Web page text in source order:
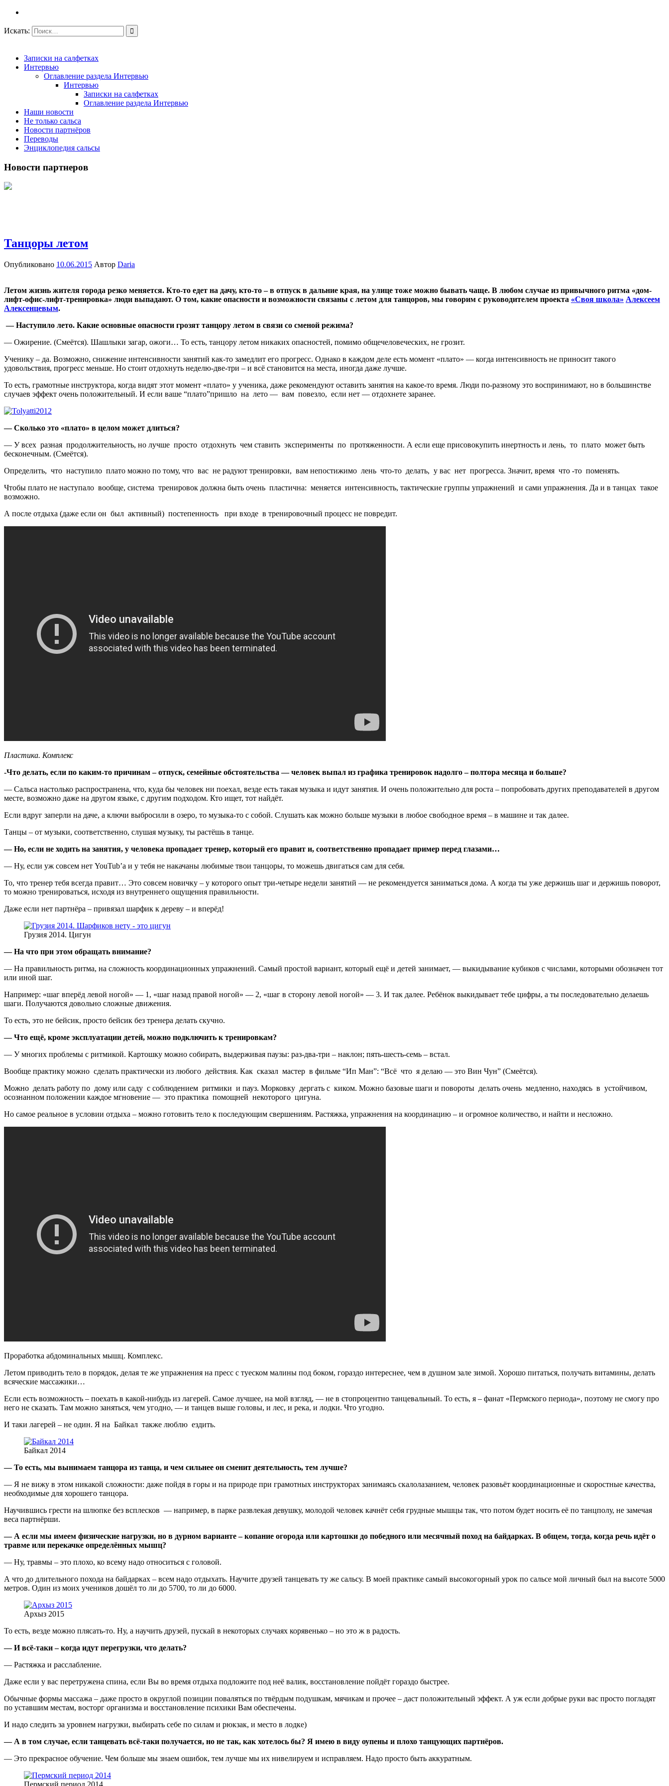
Искать:
Записки на салфетках
Интервью
Оглавление раздела Интервью
Интервью
Записки на салфетках
Оглавление раздела Интервью
Наши новости
Не только сальса
Новости партнёров
Переводы
Энциклопедия сальсы
Новости партнеров
Танцоры летом
Опубликовано 10.06.2015 Автор Daria
Летом жизнь жителя города резко меняется. Кто-то едет на дачу, кто-то – в отпуск в дальние края, на улице тоже можно бывать чаще. В любом случае из привычного ритма «дом-
лифт-офис-лифт-тренировка» люди выпадают. О том, какие опасности и возможности связаны с летом для танцоров, мы говорим с руководителем проекта «Своя школа» Алексеем
Алексенцевым.
— Наступило лето. Какие основные опасности грозят танцору летом в связи со сменой режима?
— Ожирение. (Смеётся). Шашлыки загар, ожоги… То есть, танцору летом никаких опасностей, помимо общечеловеческих, не грозит.
Ученику – да. Возможно, снижение интенсивности занятий как-то замедлит его прогресс. Однако в каждом деле есть момент «плато» — когда интенсивность не приносит такого
удовольствия, прогресс меньше. Но стоит отдохнуть неделю-две-три – и всё становится на места, иногда даже лучше.
То есть, грамотные инструктора, когда видят этот момент «плато» у ученика, даже рекомендуют оставить занятия на какое-то время. Люди по-разному это воспринимают, но в большинстве
случаев эффект очень положительный. И если ваше “плато”пришло на лето — вам повезло, если нет — отдохнете заранее.
— Сколько это «плато» в целом может длиться?
— У всех разная продолжительность, но лучше просто отдохнуть чем ставить эксперименты по протяженности. А если еще присовокупить инертность и лень, то плато может быть
бесконечным. (Смеётся).
Определить, что наступило плато можно по тому, что вас не радуют тренировки, вам непостижимо лень что-то делать, у вас нет прогресса. Значит, время что -то поменять.
Чтобы плато не наступало вообще, система тренировок должна быть очень пластична: меняется интенсивность, тактические группы упражнений и сами упражнения. Да и в танцах такое
возможно.
А после отдыха (даже если он был активный) постепенность при входе в тренировочный процесс не повредит.
Пластика. Комплекс
-Что делать, если по каким-то причинам – отпуск, семейные обстоятельства — человек выпал из графика тренировок надолго – полтора месяца и больше?
— Сальса настолько распространена, что, куда бы человек ни поехал, везде есть такая музыка и идут занятия. И очень положительно для роста – попробовать других преподавателей в другом
месте, возможно даже на другом языке, с другим подходом. Кто ищет, тот найдёт.
Если вдруг заперли на даче, а ключи выбросили в озеро, то музыка-то с собой. Слушать как можно больше музыки в любое свободное время – в машине и так далее.
Танцы – от музыки, соответственно, слушая музыку, ты растёшь в танце.
— Но, если не ходить на занятия, у человека пропадает тренер, который его правит и, соответственно пропадает пример перед глазами…
— Ну, если уж совсем нет YouTub’а и у тебя не накачаны любимые твои танцоры, то можешь двигаться сам для себя.
То, что тренер тебя всегда правит… Это совсем новичку – у которого опыт три-четыре недели занятий — не рекомендуется заниматься дома. А когда ты уже держишь шаг и держишь поворот,
то можно тренироваться, исходя из внутреннего ощущения правильности.
Даже если нет партнёра – привязал шарфик к дереву – и вперёд!
Грузия 2014. Цигун
— На что при этом обращать внимание?
— На правильность ритма, на сложность координационных упражнений. Самый простой вариант, который ещё и детей занимает, — выкидывание кубиков с числами, которыми обозначен тот
или иной шаг.
Например: «шаг вперёд левой ногой» — 1, «шаг назад правой ногой» — 2, «шаг в сторону левой ногой» — 3. И так далее. Ребёнок выкидывает тебе цифры, а ты последовательно делаешь
шаги. Получаются довольно сложные движения.
То есть, это не бейсик, просто бейсик без тренера делать скучно.
— Что ещё, кроме эксплуатации детей, можно подключить к тренировкам?
— У многих проблемы с ритмикой. Картошку можно собирать, выдерживая паузы: раз-два-три – наклон; пять-шесть-семь – встал.
Вообще практику можно сделать практически из любого действия. Как сказал мастер в фильме “Ип Ман”: “Всё что я делаю — это Вин Чун” (Смеётся).
Можно делать работу по дому или саду с соблюдением ритмики и пауз. Морковку дергать с киком. Можно базовые шаги и повороты делать очень медленно, находясь в устойчивом,
осознанном положении каждое мгновение — это практика помощней некоторого цигуна.
Но самое реальное в условии отдыха – можно готовить тело к последующим свершениям. Растяжка, упражнения на координацию – и огромное количество, и найти и несложно.
Проработка абдоминальных мышц. Комплекс.
Летом приводить тело в порядок, делая те же упражнения на пресс с туеском малины под боком, гораздо интереснее, чем в душном зале зимой. Хорошо питаться, получать витамины, делать
всяческие массажики…
Если есть возможность – поехать в какой-нибудь из лагерей. Самое лучшее, на мой взгляд, — не в стопроцентно танцевальный. То есть, я – фанат «Пермского периода», поэтому не смогу про
него не сказать. Там можно заняться, чем угодно, — и танцев выше головы, и лес, и река, и лодки. Что угодно.
И таки лагерей – не один. Я на Байкал также люблю ездить.
Байкал 2014
— То есть, мы вынимаем танцора из танца, и чем сильнее он сменит деятельность, тем лучше?
— Я не вижу в этом никакой сложности: даже пойдя в горы и на природе при грамотных инструкторах занимаясь скалолазанием, человек разовьёт координационные и скоростные качества,
необходимые для хорошего танцора.
Научившись грести на шлюпке без всплесков — например, в парке развлекая девушку, молодой человек качнёт себя грудные мышцы так, что потом будет носить её по танцполу, не замечая
веса партнёрши.
— А если мы имеем физические нагрузки, но в дурном варианте – копание огорода или картошки до победного или месячный поход на байдарках. В общем, тогда, когда речь идёт о
травме или перекачке определённых мышц?
— Ну, травмы – это плохо, ко всему надо относиться с головой.
А что до длительного похода на байдарках – всем надо отдыхать. Научите друзей танцевать ту же сальсу. В моей практике самый высокогорный урок по сальсе мой личный был на высоте 5000
метров. Один из моих учеников дошёл то ли до 5700, то ли до 6000.
Архыз 2015
То есть, везде можно плясать-то. Ну, а научить друзей, пускай в некоторых случаях корявенько – но это ж в радость.
— И всё-таки – когда идут перегрузки, что делать?
— Растяжка и расслабление.
Даже если у вас перетружена спина, если Вы во время отдыха подложите под неё валик, восстановление пойдёт гораздо быстрее.
Обычные формы массажа – даже просто в округлой позиции поваляться по твёрдым подушкам, мячикам и прочее – даст положительный эффект. А уж если добрые руки вас просто погладят
по уставшим местам, восторг организма и восстановление психики Вам обеспечены.
И надо следить за уровнем нагрузки, выбирать себе по силам и рюкзак, и место в лодке)
— А в том случае, если танцевать всё-таки получается, но не так, как хотелось бы? Я имею в виду оупены и плохо танцующих партнёров.
— Это прекрасное обучение. Чем больше мы знаем ошибок, тем лучше мы их нивелируем и исправляем. Надо просто быть аккуратным.